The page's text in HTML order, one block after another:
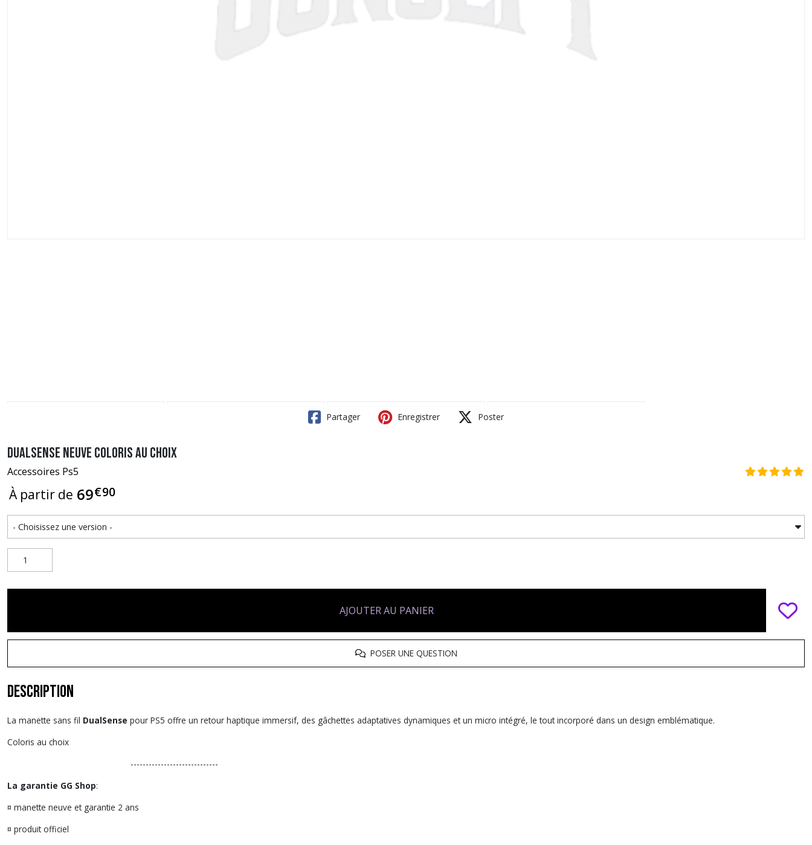
Partager Enregistrer Poster
Dualsense neuve coloris au choix
Accessoires Ps5
À partir de 69€90
AJOUTER AU PANIER
POSER UNE QUESTION
Description
La manette sans fil DualSense pour PS5 offre un retour haptique immersif, des gâchettes adaptatives dynamiques et un micro intégré, le tout incorporé dans un design emblématique.
Coloris au choix
-----------------------------
La garantie GG Shop:
¤ manette neuve et garantie 2 ans
¤ produit officiel